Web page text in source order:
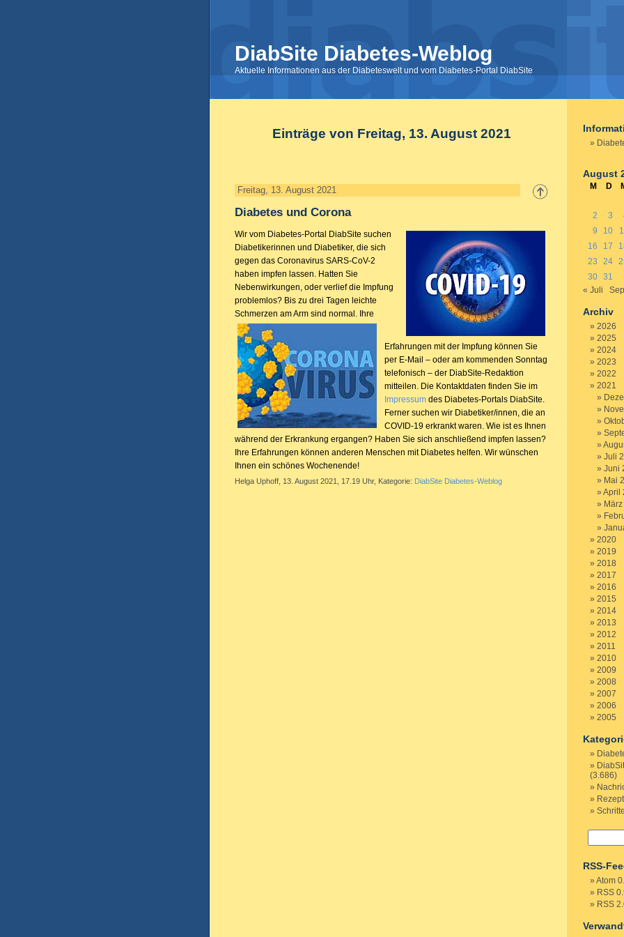
DiabSite Diabetes-Weblog
Aktuelle Informationen aus der Diabeteswelt und vom Diabetes-Portal DiabSite
Einträge von Freitag, 13. August 2021
Freitag, 13. August 2021
Diabetes und Corona
Wir vom Diabetes-Portal DiabSite suchen
Diabetikerinnen und Diabetiker, die sich
gegen das Coronavirus SARS-CoV-2
haben impfen lassen. Hatten Sie
Nebenwirkungen, oder verlief die Impfung
problemlos? Bis zu drei Tagen leichte
Schmerzen am Arm sind normal. Ihre
Erfahrungen mit der Impfung können Sie
per E-Mail – oder am kommenden Sonntag
telefonisch – der DiabSite-Redaktion
mitteilen. Die Kontaktdaten finden Sie im
Impressum des Diabetes-Portals DiabSite.
Ferner suchen wir Diabetiker/innen, die an
COVID-19 erkrankt waren. Wie ist es Ihnen
während der Erkrankung ergangen? Haben Sie sich anschließend impfen lassen?
Ihre Erfahrungen können anderen Menschen mit Diabetes helfen. Wir wünschen
Ihnen ein schönes Wochenende!
Helga Uphoff, 13. August 2021, 17.19 Uhr, Kategorie: DiabSite Diabetes-Weblog
August
M D
2
3
9
10
16
17
23
24
30 31
« Juli
Archiv
2026
2025
2024
2023
2022
2021
Juli
Juni
Mai
April
2020
2019
2018
2017
2016
2015
2014
2013
2012
2011
2010
2009
2008
2007
2006
2005
(3.686)
RSS-
Atom
RSS
RSS